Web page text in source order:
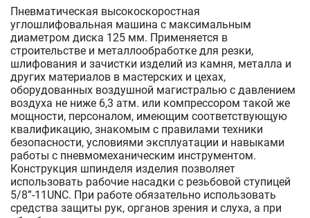
Пневматическая высокоскоростная
углошлифовальная машина с максимальным
диаметром диска 125 мм. Применяется в
строительстве и металлообработке для резки,
шлифования и зачистки изделий из камня, металла и
других материалов в мастерских и цехах,
оборудованных воздушной магистралью с давлением
воздуха не ниже 6,3 атм. или компрессором такой же
мощности, персоналом, имеющим соответствующую
квалификацию, знакомым с правилами техники
безопасности, условиями эксплуатации и навыками
работы с пневмомеханическим инструментом.
Конструкция шпинделя изделия позволяет
использовать рабочие насадки с резьбовой ступицей
5/8”-11UNC. При работе обязательно использовать
средства защиты рук, органов зрения и слуха, а при